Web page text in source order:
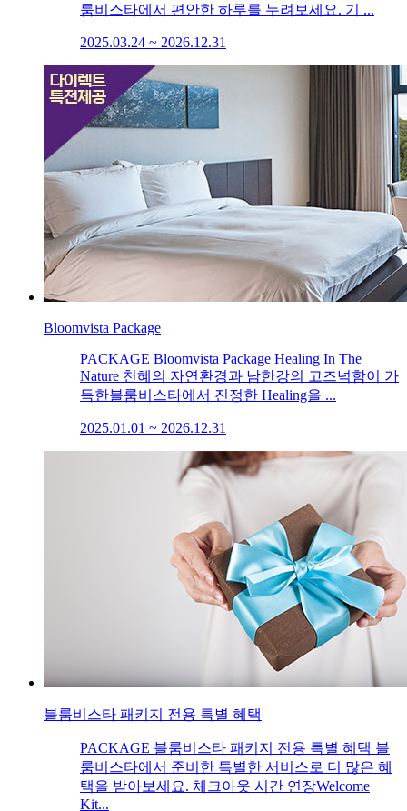
룸비스타에서 편안한 하루를 누려보세요. 기 ...
2025.03.24 ~ 2026.12.31
Bloomvista Package
PACKAGE Bloomvista Package Healing In The
Nature 천혜의 자연환경과 남한강의 고즈넉함이 가
득한블룸비스타에서 진정한 Healing을 ...
2025.01.01 ~ 2026.12.31
블룸비스타 패키지 전용 특별 혜택
PACKAGE 블룸비스타 패키지 전용 특별 혜택 블
룸비스타에서 준비한 특별한 서비스로 더 많은 혜
택을 받아보세요. 체크아웃 시간 연장Welcome
Kit...